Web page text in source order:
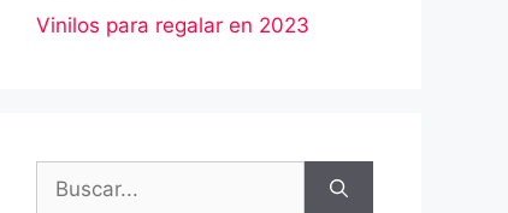
Vinilos para regalar en 2023